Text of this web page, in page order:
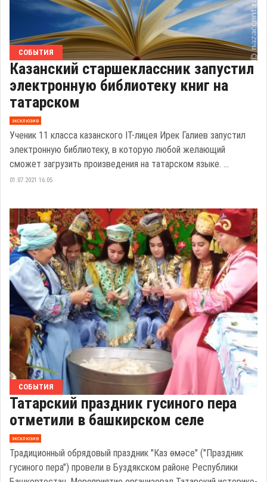
СОБЫТИЯ
Казанский старшеклассник запустил
электронную библиотеку книг на
татарском
эксклюзив
Ученик 11 класса казанского IT-лицея Ирек Галиев запустил
электронную библиотеку, в которую любой желающий
сможет загрузить произведения на татарском языке. ...
01.07.2021 16:05
СОБЫТИЯ
Татарский праздник гусиного пера
отметили в башкирском селе
эксклюзив
Традиционный обрядовый праздник "Каз өмәсе" ("Праздник
гусиного пера") провели в Буздякском районе Республики